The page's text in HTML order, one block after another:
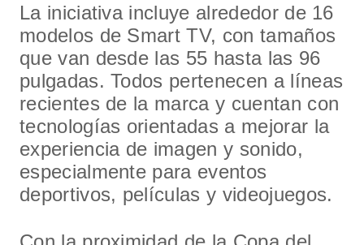
La iniciativa incluye alrededor de 16
modelos de Smart TV, con tamaños
que van desde las 55 hasta las 96
pulgadas. Todos pertenecen a líneas
recientes de la marca y cuentan con
tecnologías orientadas a mejorar la
experiencia de imagen y sonido,
especialmente para eventos
deportivos, películas y videojuegos.